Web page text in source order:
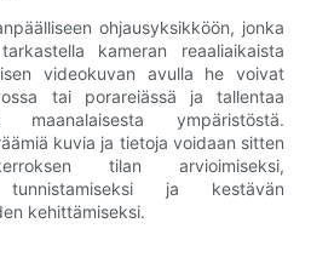
ohjausyksikköön, jonka
kameran reaaliaikaista
videokuvan avulla he voivat
tai porareiässä ja tallentaa
maanalaisesta ympäristöstä.
kuvia ja tietoja voidaan sitten
tilan arvioimiseksi,
ja kestävän
kehittämiseksi.